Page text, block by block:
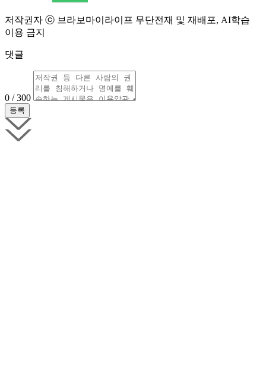
저작권자 ⓒ 브라보마이라이프 무단전재 및 재배포, AI학습
이용 금지
댓글
0 / 300